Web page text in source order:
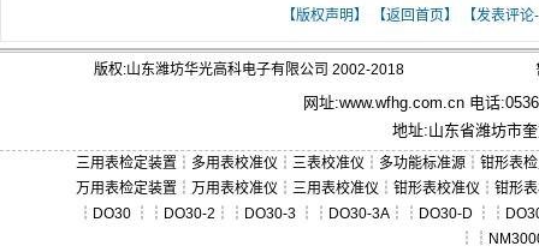
【版权声明】 【返回首页】 【发表评论-
版权:山东潍坊华光高科电子有限公司 2002-2018
网址:www.wfhg.com.cn 电话
地址:山东省潍坊市
三用表检定装置 ┆ 多用表校准仪 ┆ 三表校准仪 ┆ 多功能标准源 ┆ 钳形表
万用表检定装置 ┆ 万用表校准仪 ┆ 三用表校准仪 ┆ 钳形表校准仪 ┆ 钳形
┆ DO30 ┆┆ DO30-2 ┆┆ DO30-3 ┆┆ DO30-3A ┆┆ DO30-D ┆┆
┆┆